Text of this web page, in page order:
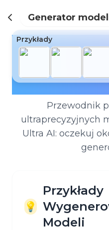
Generator
3D
Przewodnik
ultraprecyzyjnych
Ultra AI: oczekuj
💡
Przykłady
Modeli
Przykłady